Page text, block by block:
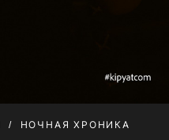
НОЧНАЯ ХРОНИКА